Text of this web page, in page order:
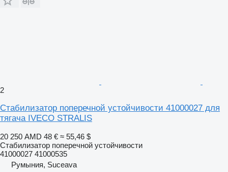
2
Стабилизатор поперечной устойчивости 41000027 для
тягача IVECO STRALIS
20 250 AMD 48 € ≈ 55,46 $
Стабилизатор поперечной устойчивости
41000027 41000535
Румыния, Suceava